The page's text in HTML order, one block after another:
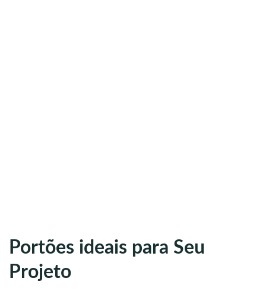
Portões ideais para Seu
Projeto